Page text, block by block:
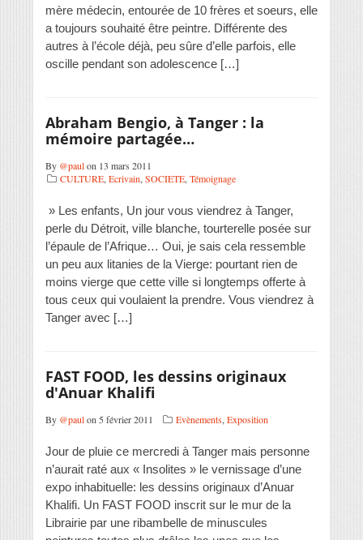
mère médecin, entourée de 10 frères et soeurs, elle
a toujours souhaité être peintre. Différente des
autres à l’école déjà, peu sûre d’elle parfois, elle
oscille pendant son adolescence […]
Abraham Bengio, à Tanger : la
mémoire partagée…
By @paulon 13 mars 2011
CULTURE, Ecrivain, SOCIETE, Témoignage
» Les enfants, Un jour vous viendrez à Tanger,
perle du Détroit, ville blanche, tourterelle posée sur
l’épaule de l’Afrique… Oui, je sais cela ressemble
un peu aux litanies de la Vierge: pourtant rien de
moins vierge que cette ville si longtemps offerte à
tous ceux qui voulaient la prendre. Vous viendrez à
Tanger avec […]
FAST FOOD, les dessins originaux
d'Anuar Khalifi
By @paulon 5 février 2011 Evènements, Exposition
Jour de pluie ce mercredi à Tanger mais personne
n’aurait raté aux « Insolites » le vernissage d’une
expo inhabituelle: les dessins originaux d’Anuar
Khalifi. Un FAST FOOD inscrit sur le mur de la
Librairie par une ribambelle de minuscules